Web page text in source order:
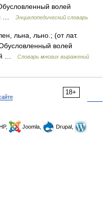
волей
…
Энциклопедический словарь
льна, льно.; (от лат.
волей
…
Словарь многих выражений
18+
Joomla,
Drupal,